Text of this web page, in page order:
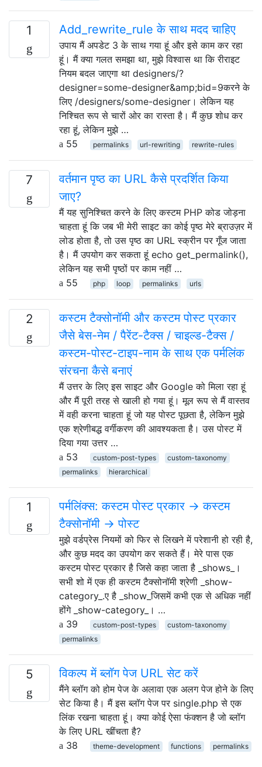
1 Add_rewrite_rule के साथ मदद चाहिए
उपाय मैं अपडेट 3 के साथ गया हूं और इसे काम कर रहा
हूं। मैं क्या गलत समझा था, मुझे विश्वास था कि रीराइट
नियम बदल जाएगा था designers/?
designer=some-designer&amp;bid=9करने के
लिए /designers/some-designer। लेकिन यह
निश्चित रूप से चारों ओर का रास्ता है। मैं कुछ शोध कर
रहा हूं, लेकिन मुझे …
55
permalinks url-rewriting rewrite-rules
7
वर्तमान पृष्ठ का URL कैसे प्रदर्शित किया
जाए?
मैं यह सुनिश्चित करने के लिए कस्टम PHP कोड जोड़ना
चाहता हूं कि जब भी मेरी साइट का कोई पृष्ठ मेरे ब्राउज़र में
लोड होता है, तो उस पृष्ठ का URL स्क्रीन पर गूँज जाता
है। मैं उपयोग कर सकता हूं echo get_permalink(),
लेकिन यह सभी पृष्ठों पर काम नहीं …
55
php loop permalinks urls
2
कस्टम टैक्सोनॉमी और कस्टम पोस्ट प्रकार
जैसे बेस-नेम / पैरेंट-टैक्स / चाइल्ड-टैक्स /
कस्टम-पोस्ट-टाइप-नाम के साथ एक पर्मलिंक
संरचना कैसे बनाएं
मैं उत्तर के लिए इस साइट और Google को मिला रहा हूं
और मैं पूरी तरह से खाली हो गया हूं। मूल रूप से मैं वास्तव
में वही करना चाहता हूं जो यह पोस्ट पूछता है, लेकिन मुझे
एक श्रेणीबद्ध वर्गीकरण की आवश्यकता है। उस पोस्ट में
दिया गया उत्तर …
53
custom-post-types
custom-taxonomy
permalinks
hierarchical
1
पर्मलिंक्स: कस्टम पोस्ट प्रकार -> कस्टम
टैक्सोनॉमी -> पोस्ट
मुझे वर्डप्रेस नियमों को फिर से लिखने में परेशानी हो रही है,
और कुछ मदद का उपयोग कर सकते हैं। मेरे पास एक
कस्टम पोस्ट प्रकार है जिसे कहा जाता है _shows_।
सभी शो में एक ही कस्टम टैक्सोनॉमी श्रेणी _show-
category_.ए है _show_जिसमें कभी एक से अधिक नहीं
होंगे _show-category_। …
39
custom-post-types
custom-taxonomy
permalinks
5 विकल्प में ब्लॉग पेज URL सेट करें
मैंने ब्लॉग को होम पेज के अलावा एक अलग पेज होने के लिए
सेट किया है। मैं इस ब्लॉग पेज पर single.php से एक
लिंक रखना चाहता हूं। क्या कोई ऐसा फंक्शन है जो ब्लॉग
के लिए URL खींचता है?
38
theme-development functions permalinks